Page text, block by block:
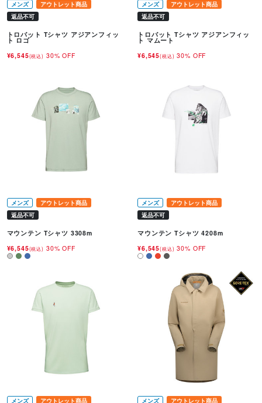
メンズ
アウトレット商品
返品不可
トロバット Tシャツ アジアンフィッ
ト ロゴ
¥6,545(税込) 30% OFF
メンズ
アウトレット商品
返品不可
トロバット Tシャツ アジアンフィッ
ト マムート
¥6,545(税込) 30% OFF
メンズ
アウトレット商品
返品不可
マウンテン Tシャツ 3308m
¥6,545(税込) 30% OFF
メンズ
アウトレット商品
返品不可
マウンテン Tシャツ 4208m
¥6,545(税込) 30% OFF
メンズ
アウトレット商品
メンズ
アウトレット商品